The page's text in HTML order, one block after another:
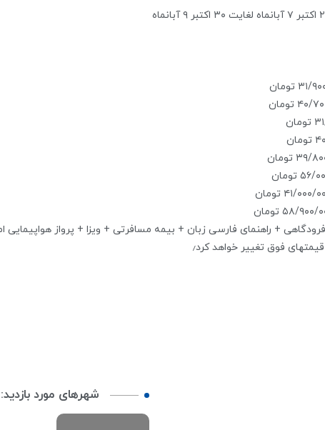
+ راهنمای فارسی زبان + بیمه مسافرتی + ویزا + پرواز هواپیمایی
فوق تغییر خواهد کرد٫
شهرهای مورد بازدید: